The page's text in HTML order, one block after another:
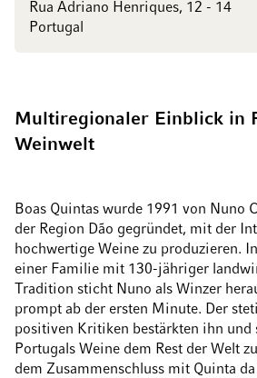
Rua Adriano Henriques, 12 - 14
Portugal
Multiregionaler Einblick in
Weinwelt
Boas Quintas wurde 1991 von Nuno
der Region Dão gegründet, mit der
hochwertige Weine zu produzieren.
einer Familie mit 130-jähriger
Tradition sticht Nuno als Winzer
prompt ab der ersten Minute. Der
positiven Kritiken bestärkten ihn und
Portugals Weine dem Rest der Welt
dem Zusammenschluss mit Quinta